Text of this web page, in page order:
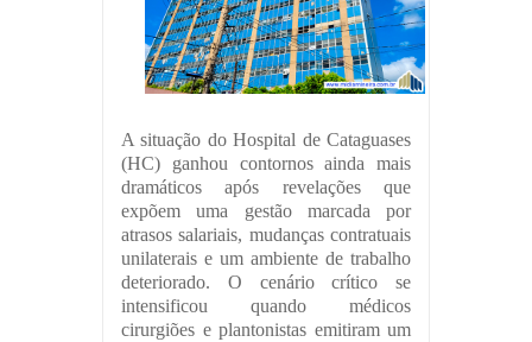
A situação do Hospital de Cataguases
(HC) ganhou contornos ainda mais
dramáticos após revelações que
expõem uma gestão marcada por
atrasos salariais, mudanças contratuais
unilaterais e um ambiente de trabalho
deteriorado. O cenário crítico se
intensificou quando médicos
cirurgiões e plantonistas emitiram um